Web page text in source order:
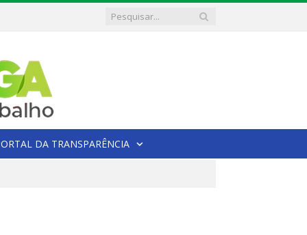
DA TRANSPARÊNCIA